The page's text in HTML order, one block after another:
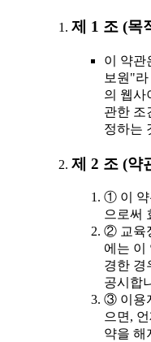
제 1 조 (목
이 약관
보원"
의 웹사
관한 조
정하는
제 2 조 (약
① 이 약
으로써
② 교육
에는 이
경한 경
공시합
③ 이용
으면,
약을 해